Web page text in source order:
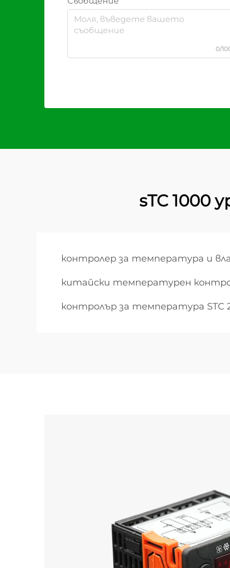
0/
sTC 1000
контролер за температура и
китайски температурен
контролър за температура STC